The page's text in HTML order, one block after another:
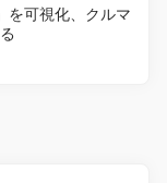
を可視化、クルマ